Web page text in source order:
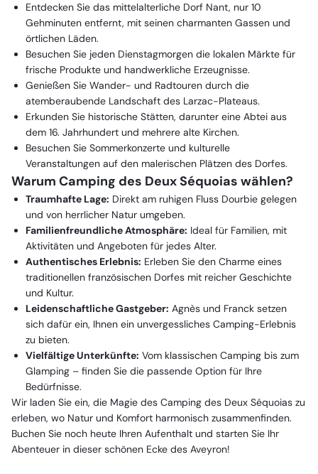
Entdecken Sie das mittelalterliche Dorf Nant, nur 10
Gehminuten entfernt, mit seinen charmanten Gassen und
örtlichen Läden.
Besuchen Sie jeden Dienstagmorgen die lokalen Märkte für
frische Produkte und handwerkliche Erzeugnisse.
Genießen Sie Wander- und Radtouren durch die
atemberaubende Landschaft des Larzac-Plateaus.
Erkunden Sie historische Stätten, darunter eine Abtei aus
dem 16. Jahrhundert und mehrere alte Kirchen.
Besuchen Sie Sommerkonzerte und kulturelle
Veranstaltungen auf den malerischen Plätzen des Dorfes.
Warum Camping des Deux Séquoias wählen?
Traumhafte Lage: Direkt am ruhigen Fluss Dourbie gelegen
und von herrlicher Natur umgeben.
Familienfreundliche Atmosphäre: Ideal für Familien, mit
Aktivitäten und Angeboten für jedes Alter.
Authentisches Erlebnis: Erleben Sie den Charme eines
traditionellen französischen Dorfes mit reicher Geschichte
und Kultur.
Leidenschaftliche Gastgeber: Agnès und Franck setzen
sich dafür ein, Ihnen ein unvergessliches Camping-Erlebnis
zu bieten.
Vielfältige Unterkünfte: Vom klassischen Camping bis zum
Glamping – finden Sie die passende Option für Ihre
Bedürfnisse.
Wir laden Sie ein, die Magie des Camping des Deux Séquoias zu
erleben, wo Natur und Komfort harmonisch zusammenfinden.
Buchen Sie noch heute Ihren Aufenthalt und starten Sie Ihr
Abenteuer in dieser schönen Ecke des Aveyron!